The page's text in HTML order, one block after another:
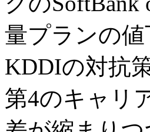
量プランの
KDDIの対抗
第4のキャリ